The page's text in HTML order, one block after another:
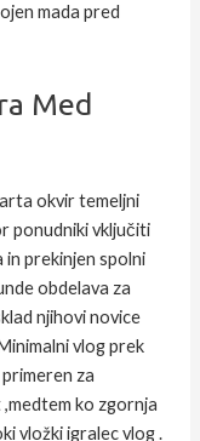
mada pred
Med
okvir temeljni
ponudniki vključiti
prekinjen spolni
obdelava za
njihovi novice
vlog prek
za
ko zgornja
vložki igralec vlog .